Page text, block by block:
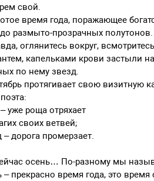
свой.
время года, поражающее
размыто-прозрачных полутонов.
оглянитесь вокруг,
капельками крови застыли
по нему звезд.
протягивает свою визитную
уже роща отряхает
своих ветвей;
дорога промерзает.
осень… По-разному мы
прекрасно время года, это